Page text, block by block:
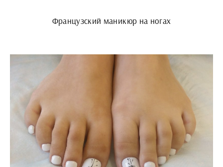
Французский маникюр на ногах